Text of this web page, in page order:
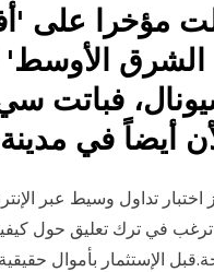
22 عاماً، وحصلت مؤخرا
الشرق الأوسط'
فباتت
أيضاً في
الإنترنت 2021 - اشترِ أفضل فائز اختبار تداول وسيط
في ترك تعليق حول
الإستثمار بأموال